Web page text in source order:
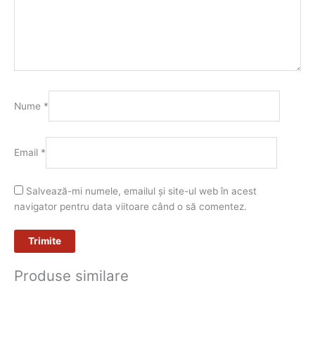
Nume *
Email *
Salvează-mi numele, emailul și site-ul web în acest
navigator pentru data viitoare când o să comentez.
Produse similare